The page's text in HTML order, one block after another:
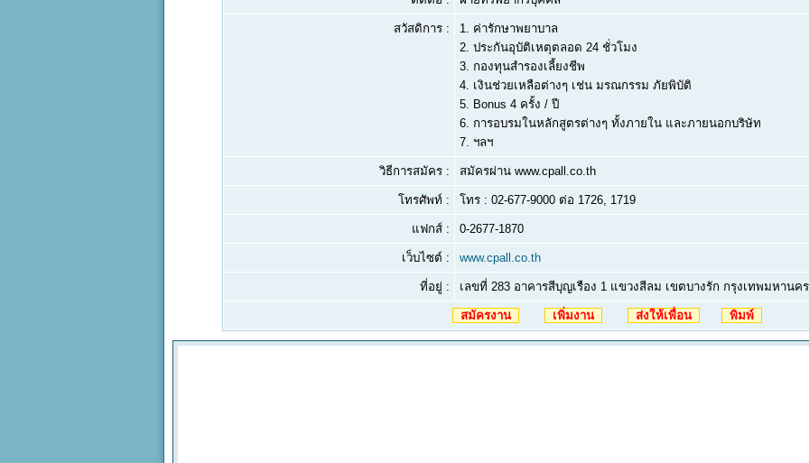
สวัสดิการ :
1. ค่ารักษาพยาบาล
2. ประกันอุบัติเหตุตลอด 24 ชั่วโมง
3. กองทุนสำรองเลี้ยงชีพ
4. เงินช่วยเหลือต่างๆ เช่น มรณกรรม ภัยพิบัติ
5. Bonus 4 ครั้ง / ปี
6. การอบรมในหลักสูตรต่างๆ ทั้งภายใน และภายนอกบริษัท
7. ฯลฯ
วิธีการสมัคร : สมัครผ่าน www.cpall.co.th
โทรศัพท์ : โทร : 02-677-9000 ต่อ 1726, 1719
แฟกส์ : 0-2677-1870
เว็บไซต์ : www.cpall.co.th
ที่อยู่ : เลขที่ 283 อาคารสีบุญเรือง 1 แขวงสีลม เขตบางรัก กรุงเทพมหานคร
สมัครงาน เพิ่มงาน ส่งให้เพื่อน พิมพ์